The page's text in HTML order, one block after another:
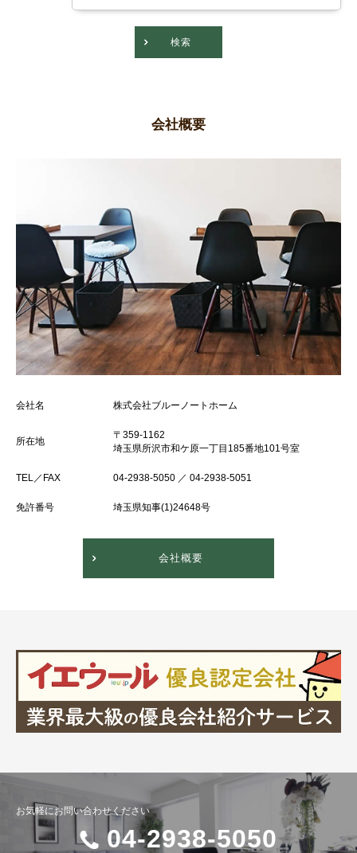
検索
会社概要
会社名 株式会社ブルーノートホーム
所在地
〒359-1162
埼玉県所沢市和ケ原一丁目185番地101号室
TEL／FAX 04-2938-5050 ／ 04-2938-5051
免許番号 埼玉県知事(1)24648号
会社概要
お気軽にお問い合わせください
04-2938-5050